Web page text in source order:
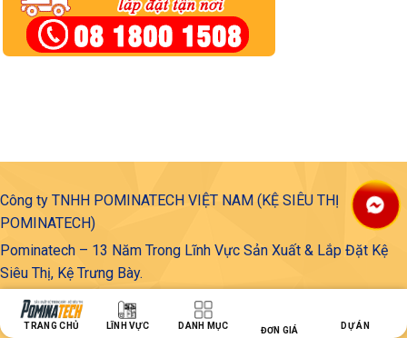
Công ty TNHH POMINATECH VIỆT NAM (KỆ SIÊU THỊ
POMINATECH)
Pominatech – 13 Năm Trong Lĩnh Vực Sản Xuất & Lắp Đặt Kệ
Siêu Thị, Kệ Trưng Bày.
Pominatech tự hào là đơn vị hàng đầu trong lĩnh vực
lắp đặt các loại kệ siêu thị, kệ sắt V lỗ, kệ trung tải, kệ kho, kệ
TRANG CHỦ LĨNH VỰC DANH MỤC ĐƠN GIÁ DỰ ÁN